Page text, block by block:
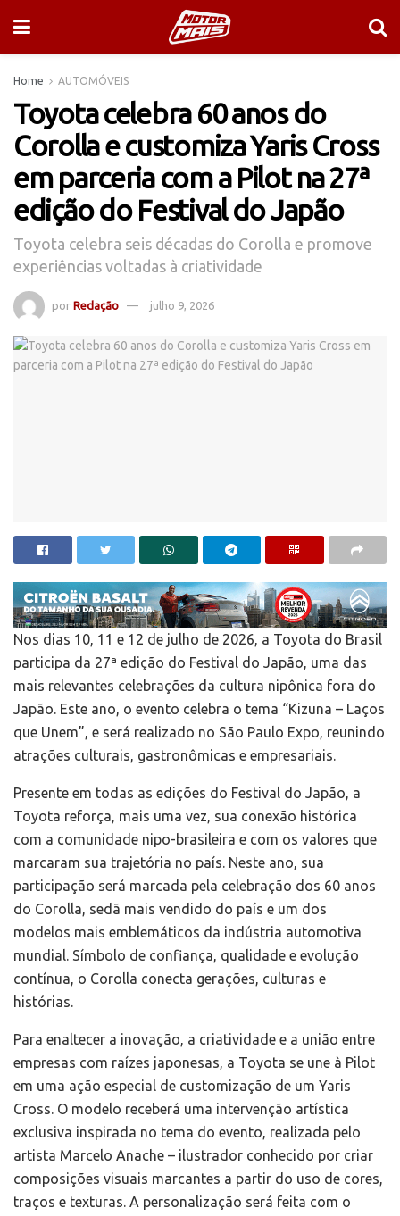
Home AUTOMÓVEIS
Toyota celebra 60 anos do
Corolla e customiza Yaris Cross
em parceria com a Pilot na 27ª
edição do Festival do Japão
Toyota celebra seis décadas do Corolla e promove
experiências voltadas à criatividade
por Redação julho 9, 2026
Nos dias 10, 11 e 12 de julho de 2026, a Toyota do Brasil
participa da 27ª edição do Festival do Japão, uma das
mais relevantes celebrações da cultura nipônica fora do
Japão. Este ano, o evento celebra o tema “Kizuna – Laços
que Unem”, e será realizado no São Paulo Expo, reunindo
atrações culturais, gastronômicas e empresariais.
Presente em todas as edições do Festival do Japão, a
Toyota reforça, mais uma vez, sua conexão histórica
com a comunidade nipo-brasileira e com os valores que
marcaram sua trajetória no país. Neste ano, sua
participação será marcada pela celebração dos 60 anos
do Corolla, sedã mais vendido do país e um dos
modelos mais emblemáticos da indústria automotiva
mundial. Símbolo de confiança, qualidade e evolução
contínua, o Corolla conecta gerações, culturas e
histórias.
Para enaltecer a inovação, a criatividade e a união entre
empresas com raízes japonesas, a Toyota se une à Pilot
em uma ação especial de customização de um Yaris
Cross. O modelo receberá uma intervenção artística
exclusiva inspirada no tema do evento, realizada pelo
artista Marcelo Anache – ilustrador conhecido por criar
composições visuais marcantes a partir do uso de cores,
traços e texturas. A personalização será feita com o